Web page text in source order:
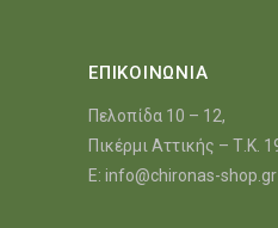
ΕΠΙΚΟΙΝΩΝΙΑ
Πελοπίδα 10 – 12,
Πικέρμι Αττικής – Τ.Κ.
E: info@chironas-shop.gr